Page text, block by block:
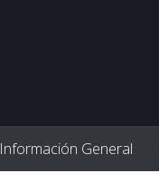
Información General